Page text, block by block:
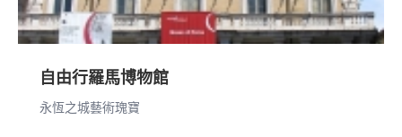
自由行羅馬博物館
永恆之城藝術瑰寶